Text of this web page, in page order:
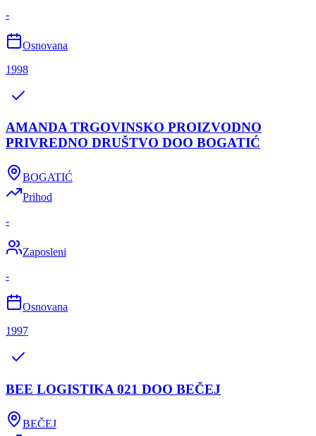
-
Osnovana
1998
AMANDA TRGOVINSKO PROIZVODNO
PRIVREDNO DRUŠTVO DOO BOGATIĆ
BOGATIĆ
Prihod
-
Zaposleni
-
Osnovana
1997
BEE LOGISTIKA 021 DOO BEČEJ
BEČEJ